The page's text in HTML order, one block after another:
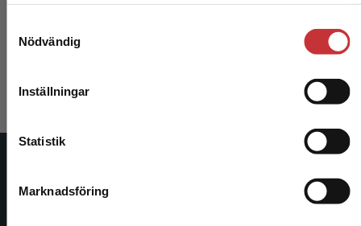
Nödvändig
Inställningar
Statistik
Marknadsföring
via en enhet utanför Sverige. Vi erbjuder inte
leveranser utanför Sverige. För att kunna slutföra
ett köp måste leveransadressen vara i Sverige. Läs